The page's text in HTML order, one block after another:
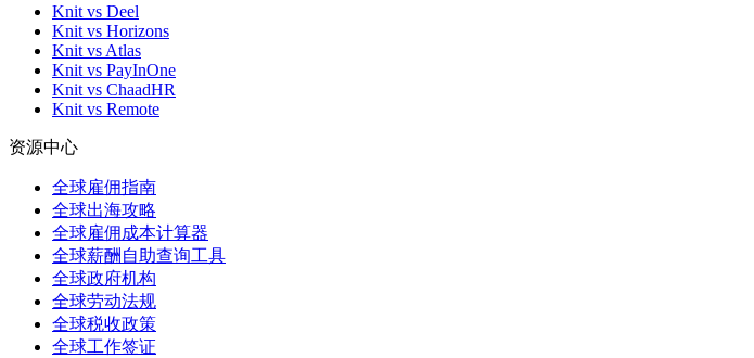
Knit vs Deel
Knit vs Horizons
Knit vs Atlas
Knit vs PayInOne
Knit vs ChaadHR
Knit vs Remote
资源中心
全球雇佣指南
全球出海攻略
全球雇佣成本计算器
全球薪酬自助查询工具
全球政府机构
全球劳动法规
全球税收政策
全球工作签证